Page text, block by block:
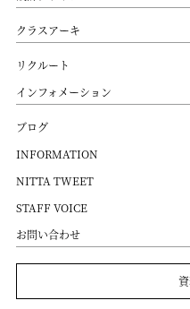
クラスアーキ
リクルート
インフォメーション
ブログ
INFORMATION
NITTA TWEET
STAFF VOICE
お問い合わせ